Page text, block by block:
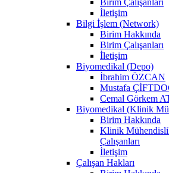
İletişim
Bilgi İşlem (Network)
Birim Hakkında
Birim Çalışanları
İletişim
Biyomedikal (Depo)
İbrahim ÖZCAN
Mustafa
Cemal Görkem
Biyomedikal (Klinik
Birim Hakkında
Klinik
Çalışanları
İletişim
Çalışan Hakları